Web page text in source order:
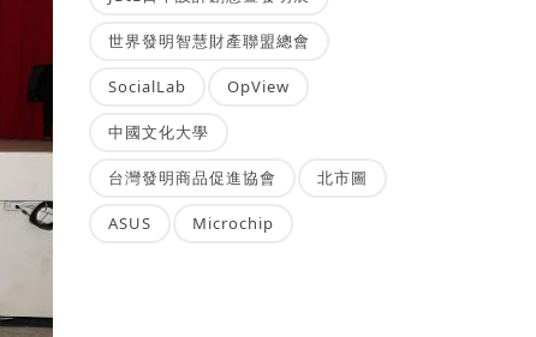
世界發明智慧財產聯盟總會
SocialLab OpView
中國文化大學
台灣發明商品促進協會 北市圖
ASUS Microchip